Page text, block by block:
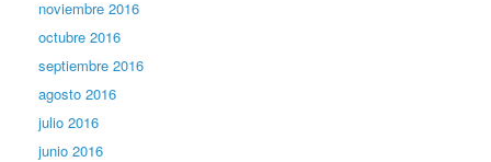
noviembre 2016
octubre 2016
septiembre 2016
agosto 2016
julio 2016
junio 2016